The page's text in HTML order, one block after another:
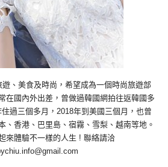
、美食及時尚，希望成為一個時尚旅遊部
在國內外出差，曾做過韓國網拍往返韓國多
過三個多月，2018年到美國三個月，也曾
、香港、巴里島、宿霧、雪梨、越南等地。
來體驗不一樣的人生 ! 聯絡請洽